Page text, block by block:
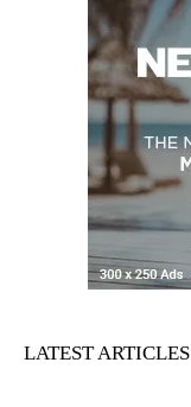
LATEST ARTICLES